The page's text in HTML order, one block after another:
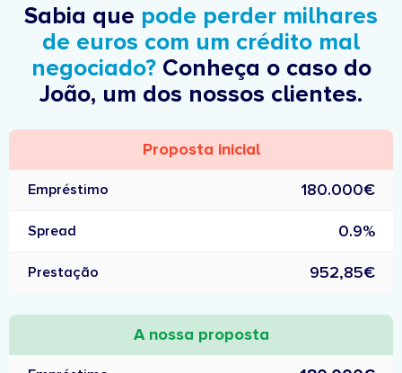
Sabia que pode perder milhares
de euros com um crédito mal
negociado?Conheça o caso do
João, um dos nossos clientes.
Proposta inicial
Empréstimo 180.000€
Spread 0.9%
Prestação 952,85€
A nossa proposta